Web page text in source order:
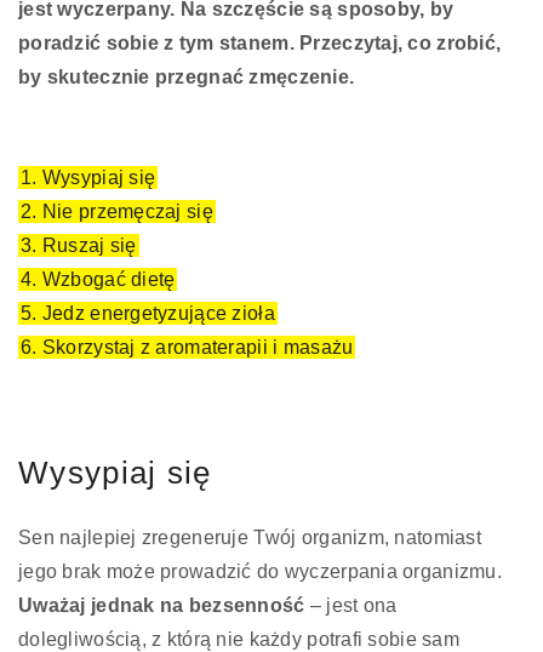
jest wyczerpany. Na szczęście są sposoby, by
poradzić sobie z tym stanem. Przeczytaj, co zrobić,
by skutecznie przegnać zmęczenie.
1. Wysypiaj się
2. Nie przemęczaj się
3. Ruszaj się
4. Wzbogać dietę
5. Jedz energetyzujące zioła
6. Skorzystaj z aromaterapii i masażu
Wysypiaj się
Sen najlepiej zregeneruje Twój organizm, natomiast
jego brak może prowadzić do wyczerpania organizmu.
Uważaj jednak na bezsenność – jest ona
dolegliwością, z którą nie każdy potrafi sobie sam